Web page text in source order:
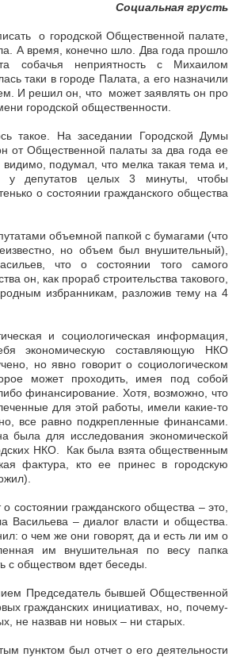
Социальная грусть
о городской Общественной палате,
А время, конечно шло. Два года прошло
собачья неприятность с Михаилом
таки в городе Палата, а его назначили
И решил он, что может заявлять он про
городской общественности.
такое. На заседании Городской Думы
от Общественной палаты за два года ее
подумал, что мелка такая тема и,
у депутатов целых 3 минуты, чтобы
о состоянии гражданского общества
объемной папкой с бумагами (что
но объем был внушительный),
что о состоянии того самого
он, как прораб строительства такового,
избранникам, разложив тему на 4
и социологическая информация,
экономическую составляющую НКО
но явно говорит о социологическом
может проходить, имея под собой
финансирование. Хотя, возможно, что
для этой работы, имели какие-то
все равно подкрепленные финансами.
была для исследования экономической
НКО. Как была взята общественным
фактура, кто ее принес в городскую
о состоянии гражданского общества – это,
Васильева – диалог власти и общества.
о чем же они говорят, да и есть ли им о
им внушительная по весу папка
с обществом вдет беседы.
Председатель бывшей Общественной
гражданских инициативах, но, почему-
не назвав ни новых – ни старых.
пунктом был отчет о его деятельности